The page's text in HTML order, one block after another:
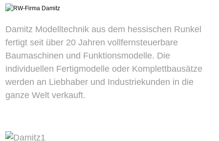
Damitz Modelltechnik aus dem hessischen Runkel
fertigt seit über 20 Jahren vollfernsteuerbare
Baumaschinen und Funktionsmodelle. Die
individuellen Fertigmodelle oder Komplettbausätze
werden an Liebhaber und Industriekunden in die
ganze Welt verkauft.